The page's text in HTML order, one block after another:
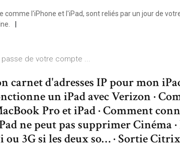
comme l'iPhone et l'iPad, sont reliés par un jour de
de votre compte ...
carnet d'adresses IP pour mon
un iPad avec Verizon ·
Pro et iPad · Comment
ne peut pas supprimer Cinéma ·
3G si les deux so… · Sortie Citrix